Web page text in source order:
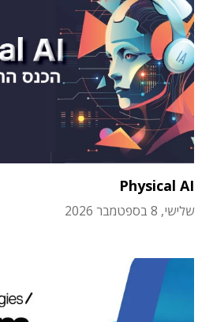
Physical AI
שלישי, 8 בספטמבר 2026